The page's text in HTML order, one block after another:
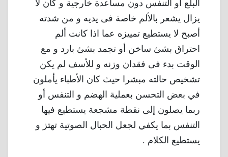
البلع أو التنفس دون مساعدة خارجية و كان لا
يزال يشعر بالألم خاصة فى يديه و من شدته
أصبح لا يستطيع تمييزه عما اذا كانت ألم
احتراق بشئ ساخن أو تجمد بشئ بارد و مع
الوقت بدء فى فقدان وزنه و للأسف لم يكن
تشخيص حالته مبشرا حيث كان الأطباء يأملون
في بعض التحسن بعملية الهضم و التنفس أو
ربما يصلون إلى نقطة مشجعة يستطيع فيها
التنفس بما يكفي لجعل الحبال الصوتية تهتز و
يستطيع الكلام .